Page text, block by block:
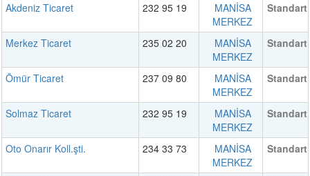
Akdeniz Ticaret 232 95 19
MANİSA
MERKEZ
Standart
Merkez Ticaret 235 02 20
MANİSA
MERKEZ
Standart
Ömür Ticaret 237 09 80
MANİSA
MERKEZ
Standart
Solmaz Ticaret 232 95 19
MANİSA
MERKEZ
Standart
Oto Onarır Koll.şti. 234 33 73
MANİSA
MERKEZ
Standart